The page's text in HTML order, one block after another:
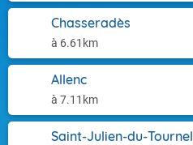
Chasseradès
à 6.61km
Allenc
à 7.11km
Saint-Julien-du-Tournel